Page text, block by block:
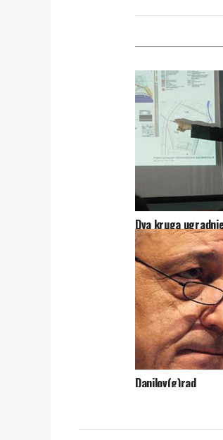
Dva kruga
Danilov(g)rad